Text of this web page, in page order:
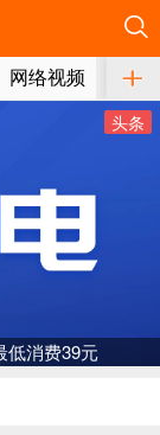
网络视频 媒体
头条
推荐
推荐
推荐
推荐
推荐
推荐
推荐
推荐
推荐
推荐
推荐
推荐
推荐
推荐
推荐
推荐
推荐
推荐
推荐
推荐